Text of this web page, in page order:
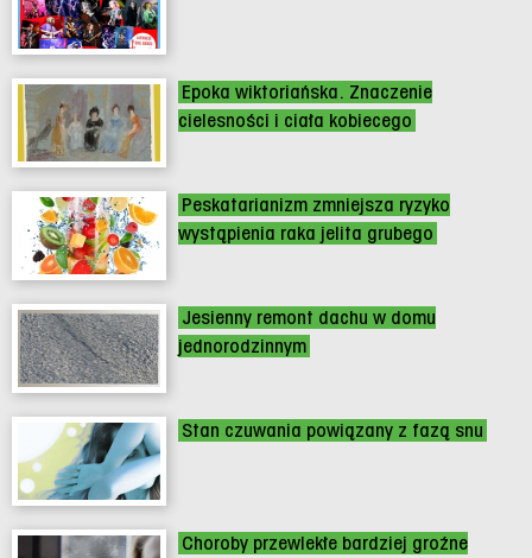
Epoka wiktoriańska. Znaczenie
cielesności i ciała kobiecego
Peskatarianizm zmniejsza ryzyko
wystąpienia raka jelita grubego
Jesienny remont dachu w domu
jednorodzinnym
Stan czuwania powiązany z fazą snu
Choroby przewlekłe bardziej groźne